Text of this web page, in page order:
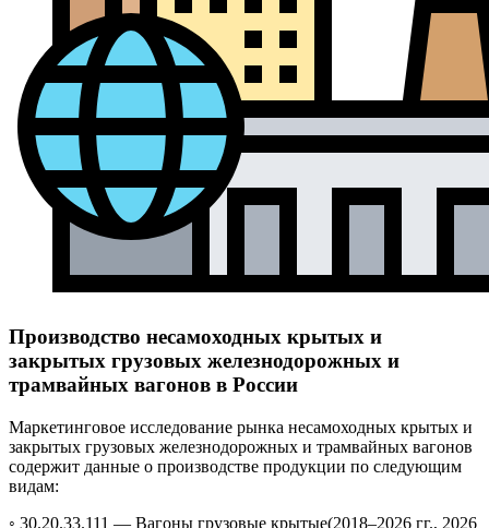
Производство несамоходных крытых и
закрытых грузовых железнодорожных и
трамвайных вагонов в России
Маркетинговое исследование рынка несамоходных крытых и
закрытых грузовых железнодорожных и трамвайных вагонов
содержит данные о производстве продукции по следующим
видам:
◦ 30.20.33.111 — Вагоны грузовые крытые(2018–2026 гг., 2026